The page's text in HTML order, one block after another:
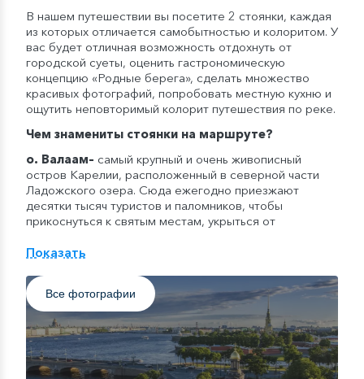
В нашем путешествии вы посетите 2 стоянки, каждая
из которых отличается самобытностью и колоритом. У
вас будет отличная возможность отдохнуть от
городской суеты, оценить гастрономическую
концепцию «Родные берега», сделать множество
красивых фотографий, попробовать местную кухню и
ощутить неповторимый колорит путешествия по реке.
Чем знамениты стоянки на маршруте?
о. Валаам– самый крупный и очень живописный
остров Карелии, расположенный в северной части
Ладожского озера. Сюда ежегодно приезжают
десятки тысяч туристов и паломников, чтобы
прикоснуться к святым местам, укрыться от
карельскую природу и памятники архитектуры.
Мандроги
зеленая стоянка в колоритной деревне
«Верхние Мандроги», где гости смогут отвлечься от
городской суеты и почувствовать настоящее
единение с природой. Здесь находятся колоритные
крестьянские дома XIX века, Остров Сказок с
персонажами, вырезанными из дерева, а также музей
водки, который насчитывает более 3000 экспонатов.
Показать
Все фотографии